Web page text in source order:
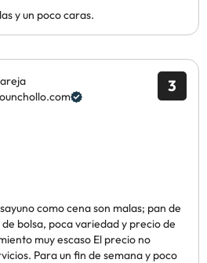
y un poco caras.
3
como cena son malas; pan de
bolsa, poca variedad y precio de
muy escaso El precio no
Para un fin de semana y poco